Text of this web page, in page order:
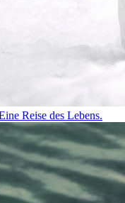
Reise des Lebens.